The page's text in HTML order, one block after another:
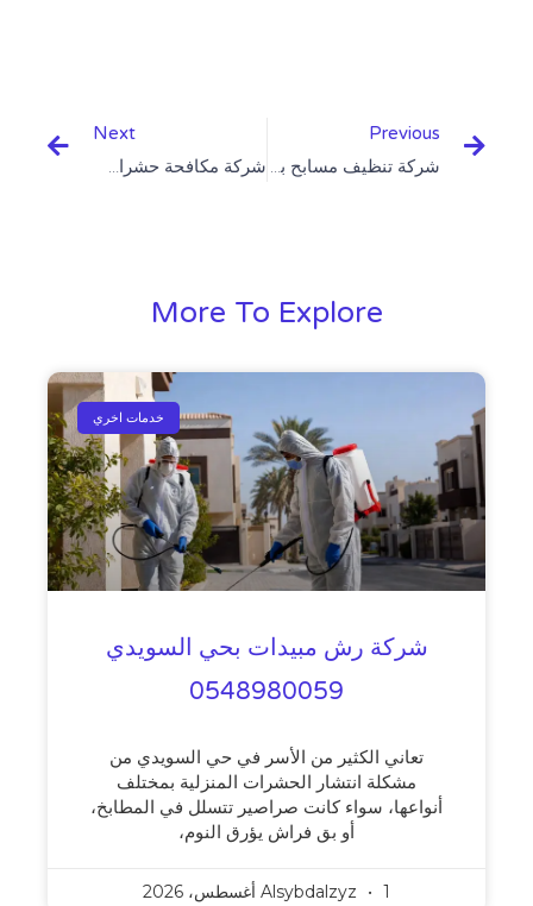
Previous
شركة تنظيف مسابح بالرياض
Next
شركة مكافحة حشرات بالرياض
More To Explore
خدمات اخري
شركة رش مبيدات بحي السويدي
0548980059
تعاني الكثير من الأسر في حي السويدي من
مشكلة انتشار الحشرات المنزلية بمختلف
أنواعها، سواء كانت صراصير تتسلل في المطابخ،
أو بق فراش يؤرق النوم،
Alsybdalzyz 1 أغسطس، 2026